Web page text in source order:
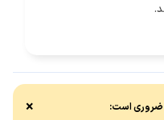
ضروری است: ×